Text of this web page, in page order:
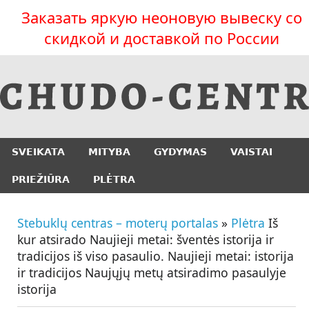
Заказать яркую неоновую вывеску со
скидкой и доставкой по России
SVEIKATA MITYBA GYDYMAS VAISTAI
PRIEŽIŪRA PLĖTRA
Stebuklų centras – moterų portalas » Plėtra Iš
kur atsirado Naujieji metai: šventės istorija ir
tradicijos iš viso pasaulio. Naujieji metai: istorija
ir tradicijos Naujųjų metų atsiradimo pasaulyje
istorija